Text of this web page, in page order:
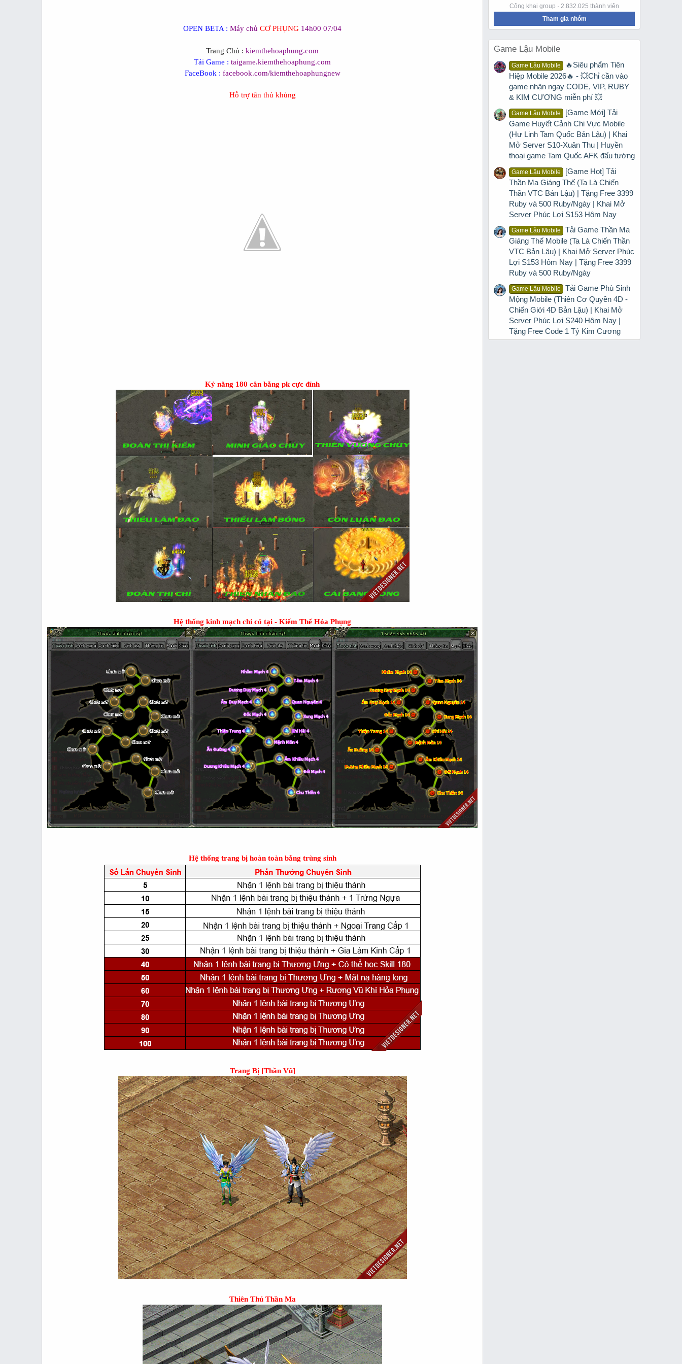
OPEN BETA : Máy chủ CƠ PHỤNG 14h00 07/04
Trang Chủ : kiemthehoaphung.com
Tải Game : taigame.kiemthehoaphung.com
FaceBook : facebook.com/kiemthehoaphungnew
Hỗ trợ tân thủ khủng
Kỷ năng 180 cân bằng pk cực đỉnh
Hệ thống kinh mạch chỉ có tại - Kiếm Thế Hỏa Phụng
Hệ thống trang bị hoàn toàn bằng trùng sinh
Trang Bị [Thần Vũ]
Thiên Thú Thần Ma
Công khai group · 2.832.025 thành viên
Tham gia nhóm
Game Lậu Mobile
Game Lậu Mobile
🔥Siêu phẩm Tiên
Hiệp Mobile 2026🔥 - 💥Chỉ cần vào
game nhận ngay CODE, VIP, RUBY
& KIM CƯƠNG miễn phí 💥
Game Lậu Mobile
[Game Mới] Tải
Game Huyết Cảnh Chi Vực Mobile
(Hư Linh Tam Quốc Bản Lậu) | Khai
Mở Server S10-Xuân Thu | Huyền
thoại game Tam Quốc AFK đấu tướng
Game Lậu Mobile
[Game Hot] Tải
Thần Ma Giáng Thế (Ta Là Chiến
Thần VTC Bản Lậu) | Tặng Free 3399
Ruby và 500 Ruby/Ngày | Khai Mở
Server Phúc Lợi S153 Hôm Nay
Game Lậu Mobile
Tải Game Thần Ma
Giáng Thế Mobile (Ta Là Chiến Thần
VTC Bản Lậu) | Khai Mở Server Phúc
Lợi S153 Hôm Nay | Tặng Free 3399
Ruby và 500 Ruby/Ngày
Game Lậu Mobile
Tải Game Phù Sinh
Mộng Mobile (Thiên Cơ Quyền 4D -
Chiến Giới 4D Bản Lậu) | Khai Mở
Server Phúc Lợi S240 Hôm Nay |
Tặng Free Code 1 Tỷ Kim Cương